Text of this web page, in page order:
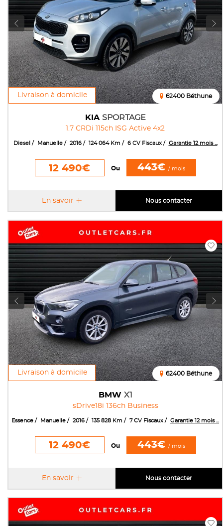
Livraison à domicile
KIA SPORTAGE
1.7 CRDi 115ch ISG Active 4x2
62400 Béthune
Diesel Manuelle 2016 124 064 Km 6 CV Fiscaux Garantie 12 mois ...
12 490€ Ou 443€ / mois
En savoir Nous contacter
Livraison à domicile
BMW X1
sDrive18i 136ch Business
62400 Béthune
Essence Manuelle 2016 135 828 Km 7 CV Fiscaux Garantie 12 mois ...
12 490€ Ou 443€ / mois
En savoir Nous contacter